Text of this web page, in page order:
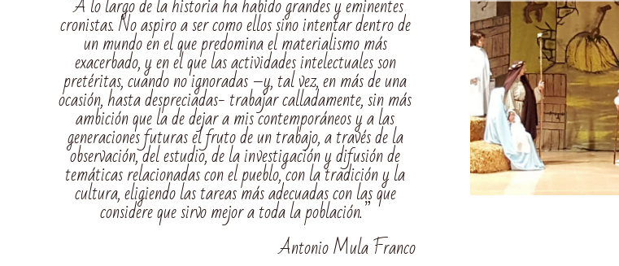
cronistas. No aspiro a ser como ellos sino intentar dentro de
un mundo en el que predomina el materialismo más
exacerbado, y en el que las actividades intelectuales son
pretéritas, cuando no ignoradas –y, tal vez, en más de una
ocasión, hasta despreciadas- trabajar calladamente, sin más
ambición que la de dejar a mis contemporáneos y a las
generaciones futuras el fruto de un trabajo, a través de la
observación, del estudio, de la investigación y difusión de
temáticas relacionadas con el pueblo, con la tradición y la
cultura, eligiendo las tareas más adecuadas con las que
considere que sirvo mejor a toda la población.”
Antonio Mula Franco